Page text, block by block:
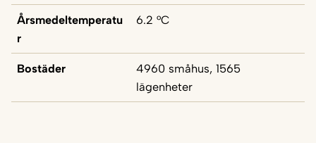
Årsmedeltemperatu
r
6.2 °C
Bostäder
4960 småhus, 1565
lägenheter